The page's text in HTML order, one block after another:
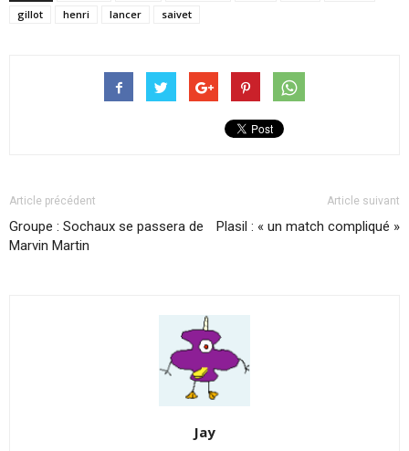
gillot
henri lancer saivet
Article précédent
Groupe : Sochaux se passera de
Marvin Martin
Article suivant
Plasil : « un match compliqué »
Jay